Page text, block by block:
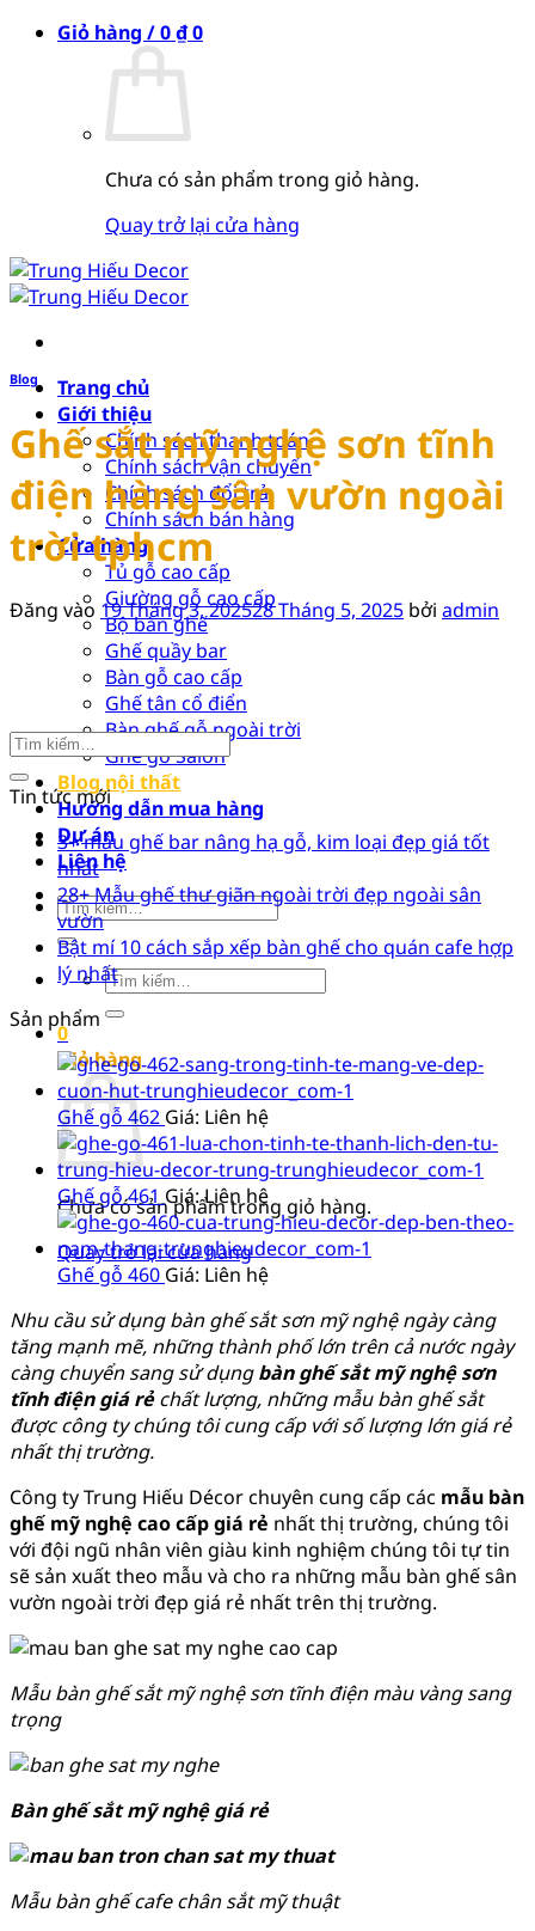
Giỏ hàng /0₫0
Chưa có sản phẩm trong giỏ hàng.
Quay trở lại cửa hàng
Trang chủ
Giới thiệu
Chính sách thanh toán
Chính sách vận chuyển
Chính sách đổi trả
Chính sách bán hàng
Cửa hàng
Tủ gỗ cao cấp
Giường gỗ cao cấp
Bộ bàn ghế
Ghế quầy bar
Bàn gỗ cao cấp
Ghế tân cổ điển
Bàn ghế gỗ ngoài trời
Ghế gỗ Salon
Blog nội thất
Hướng dẫn mua hàng
Dự án
Liên hệ
Tìm
kiếm:
Tìm
kiếm:
0
Giỏ hàng
Chưa có sản phẩm trong giỏ hàng.
Quay trở lại cửa hàng
Blog
Ghế sắt mỹ nghệ sơn tĩnh
điện hàng sân vườn ngoài
trời tphcm
Đăng vào 19 Tháng 3, 202528 Tháng 5, 2025 bởi admin
Tin tức mới
3+ mẫu ghế bar nâng hạ gỗ, kim loại đẹp giá tốt
nhất
28+ Mẫu ghế thư giãn ngoài trời đẹp ngoài sân
vườn
Bật mí 10 cách sắp xếp bàn ghế cho quán cafe hợp
lý nhất
Sản phẩm
Ghế gỗ 462 Giá: Liên hệ
Ghế gỗ 461 Giá: Liên hệ
Ghế gỗ 460 Giá: Liên hệ
Nhu cầu sử dụng bàn ghế sắt sơn mỹ nghệ ngày càng
tăng mạnh mẽ, những thành phố lớn trên cả nước ngày
càng chuyển sang sử dụngbàn ghế sắt mỹ nghệ sơn
tĩnh điện giá rẻchất lượng, những mẫu bàn ghế sắt
được công ty chúng tôi cung cấp với số lượng lớn giá rẻ
nhất thị trường.
Công ty Trung Hiếu Décor chuyên cung cấp các mẫu bàn
ghế mỹ nghệ cao cấp giá rẻ nhất thị trường, chúng tôi
với đội ngũ nhân viên giàu kinh nghiệm chúng tôi tự tin
sẽ sản xuất theo mẫu và cho ra những mẫu bàn ghế sân
vườn ngoài trời đẹp giá rẻ nhất trên thị trường.
Mẫu bàn ghế sắt mỹ nghệ sơn tĩnh điện màu vàng sang
trọng
Bàn ghế sắt mỹ nghệ giá rẻ
Mẫu bàn ghế cafe chân sắt mỹ thuật